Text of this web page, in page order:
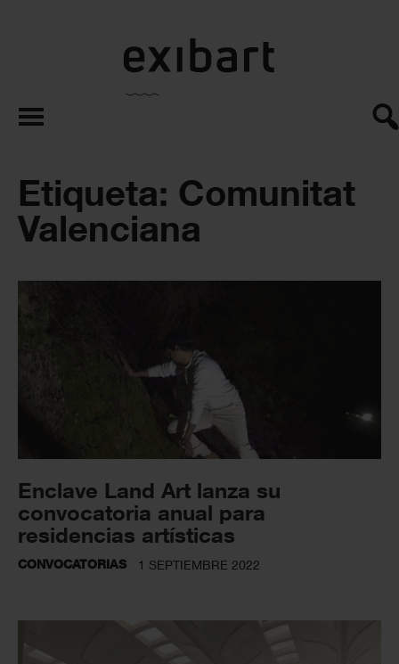
exibart.es
Etiqueta: Comunitat
Valenciana
Enclave Land Art lanza su
convocatoria anual para
residencias artísticas
CONVOCATORIAS 1 SEPTIEMBRE 2022